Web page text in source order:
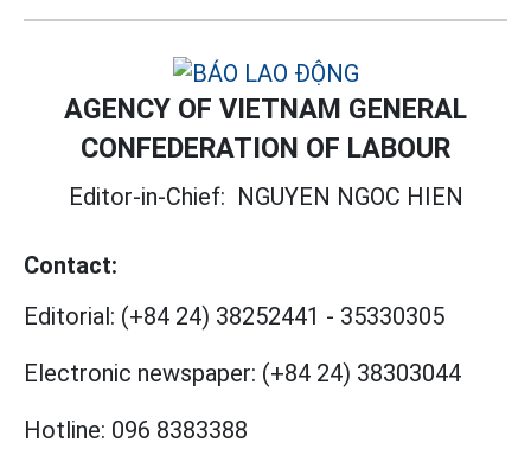
AGENCY OF VIETNAM GENERAL
CONFEDERATION OF LABOUR
Editor-in-Chief: NGUYEN NGOC HIEN
Contact:
Editorial: (+84 24) 38252441 - 35330305
Electronic newspaper: (+84 24) 38303044
Hotline: 096 8383388